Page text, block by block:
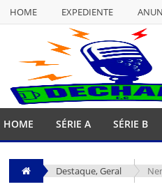
HOME EXPEDIENTE
EXPEDIENTE
HOME SÉRIE A SÉRIE B
Destaque,Geral